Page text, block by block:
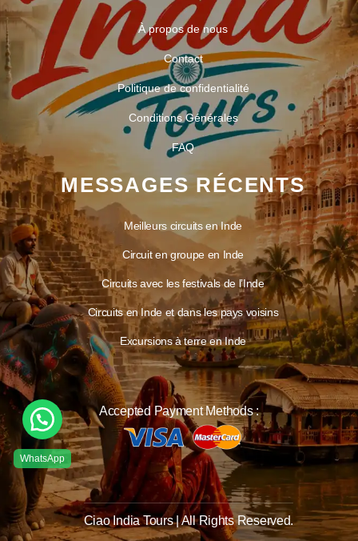
À propos de nous
Contact
Politique de confidentialité
Conditions Générales
FAQ
MESSAGES RÉCENTS
Meilleurs circuits en Inde
Circuit en groupe en Inde
Circuits avec les festivals de l’Inde
Circuits en Inde et dans les pays voisins
Excursions à terre en Inde
Accepted Payment Methods :
Ciao India Tours | All Rights Reserved.